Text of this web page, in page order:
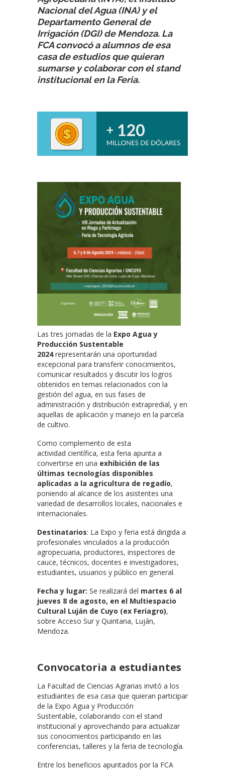
Nacional del Agua (INA) y el
Departamento General de
Irrigación (DGI) de Mendoza. La
FCA convocó a alumnos de esa
casa de estudios que quieran
sumarse y colaborar con el stand
institucional en la Feria.
Las tres jornadas de la Expo Agua y
Producción Sustentable
2024representarán una oportunidad
excepcional para transferir conocimientos,
comunicar resultados y discutir los logros
obtenidos en temas relacionados con la
gestión del agua, en sus fases de
administración y distribución extrapredial, y en
aquellas de aplicación y manejo en la parcela
de cultivo.
Como complemento de esta
actividad científica, esta feria apunta a
convertirse en una exhibición de las
últimas tecnologías disponibles
aplicadas a la agricultura de regadío,
poniendo al alcance de los asistentes una
variedad de desarrollos locales, nacionales e
internacionales.
Destinatarios: La Expo y feria está dirigida a
profesionales vinculados a la producción
agropecuaria, productores, inspectores de
cauce, técnicos, docentes e investigadores,
estudiantes, usuarios y público en general.
Fecha y lugar: Se realizará del martes 6 al
jueves 8 de agosto, en el Multiespacio
Cultural Luján de Cuyo (ex Feriagro),
sobre Acceso Sur y Quintana, Luján,
Mendoza.
Convocatoria a estudiantes
La Facultad de Ciencias Agrarias invitó a los
estudiantes de esa casa que quieran participar
de la Expo Agua y Producción
Sustentable, colaborando con el stand
institucional y aprovechando para actualizar
sus conocimientos participando en las
conferencias, talleres y la feria de tecnología.
Entre los beneficios apuntados por la FCA